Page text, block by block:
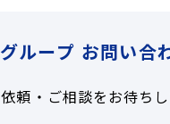
ループ お問い合
頼・ご相談をお待ちし